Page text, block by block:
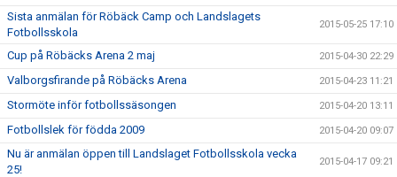
Sista anmälan för Röbäck Camp och Landslagets
Fotbollsskola
2015-05-25 17:10
Cup på Röbäcks Arena 2 maj 2015-04-30 22:29
Valborgsfirande på Röbäcks Arena 2015-04-23 11:21
Stormöte inför fotbollssäsongen 2015-04-20 13:11
Fotbollslek för födda 2009 2015-04-20 09:07
Nu är anmälan öppen till Landslaget Fotbollsskola vecka
25!
2015-04-17 09:21